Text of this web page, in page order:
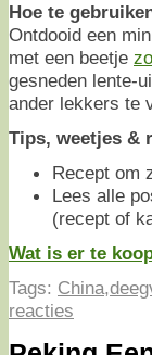
Hoe te
Ontdooid een
met een beetje
gesneden lente-
ander lekkers te
Tips, weetjes &
Recept om
Lees alle
(recept of
Wat is er te
Tags: China,
reacties